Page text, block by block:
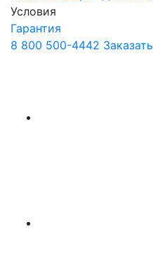
Условия
Гарантия
8 800 500-4442